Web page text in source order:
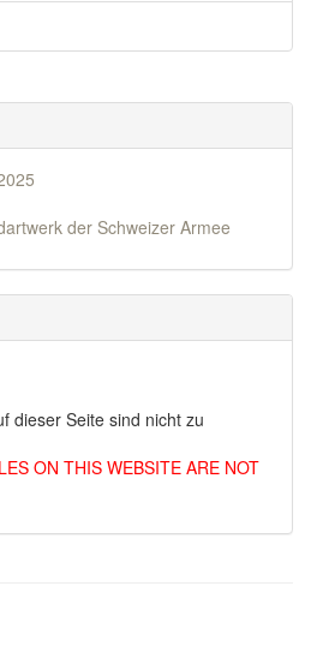
der Schweizer Armee
dieser Seite sind nicht zu
ON THIS WEBSITE ARE NOT